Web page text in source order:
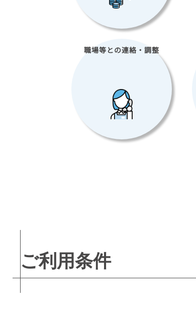
職場等との連絡・調整
ご利用条件